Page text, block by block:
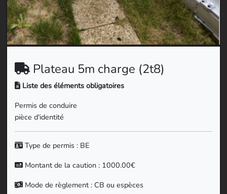
Plateau 5m charge (2t8)
Liste des éléments obligatoires
Permis de conduire
pièce d'identité
Type de permis : BE
Montant de la caution : 1000.00€
Mode de règlement : CB ou espèces